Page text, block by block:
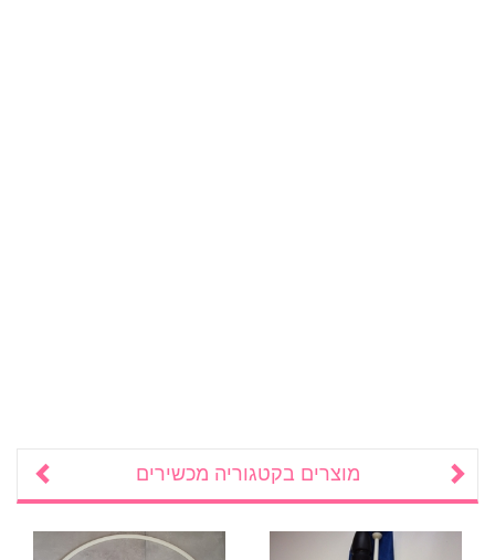
מוצרים בקטגוריה מכשירים